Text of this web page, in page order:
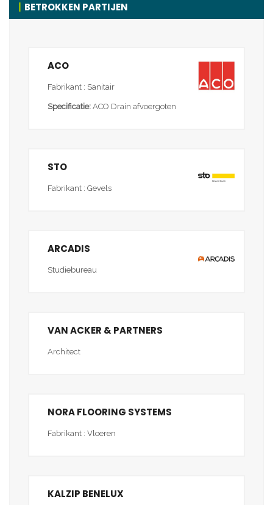
BETROKKEN PARTIJEN
ACO
Fabrikant : Sanitair
Specificatie: ACO Drain afvoergoten
STO
Fabrikant : Gevels
ARCADIS
Studiebureau
VAN ACKER & PARTNERS
Architect
NORA FLOORING SYSTEMS
Fabrikant : Vloeren
KALZIP BENELUX